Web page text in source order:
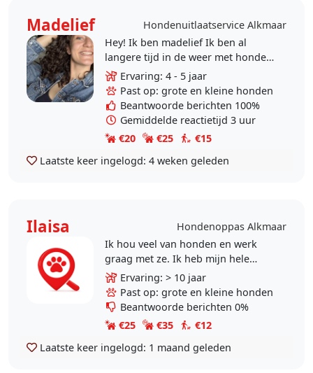
Madelief
Hondenuitlaatservice Alkmaar
Hey! Ik ben madelief Ik ben al
langere tijd in de weer met honden
En ik vind het eerlijk om er op uit te
gaan! Uw hond is daardoor in
goede handen..
Ervaring: 4 - 5 jaar
Past op: grote en kleine honden
Beantwoorde berichten 100%
Gemiddelde reactietijd 3 uur
€20
€25
€15
Laatste keer ingelogd: 4 weken geleden
Ilaisa
Hondenoppas Alkmaar
Ik hou veel van honden en werk
graag met ze. Ik heb mijn hele
leven ervaring met honden,
waaronder een teckel, Duitse
herder en Jack Russell, en ben..
Ervaring: > 10 jaar
Past op: grote en kleine honden
Beantwoorde berichten 0%
€25
€35
€12
Laatste keer ingelogd: 1 maand geleden